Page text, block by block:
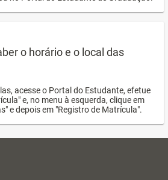
o horário e o local das
acesse o Portal do Estudante, efetue
e, no menu à esquerda, clique em
e depois em "Registro de Matrícula".